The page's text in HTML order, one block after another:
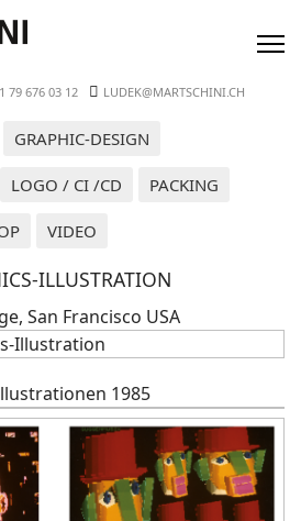
79 676 03 12 LUDEK@MARTSCHINI.CH
GRAPHIC-DESIGN
LOGO / CI /CD PACKING
VIDEO
ILLUSTRATION
San Francisco USA
1985